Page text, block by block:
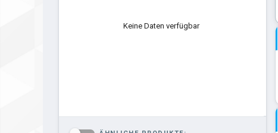
Keine Daten verfügbar